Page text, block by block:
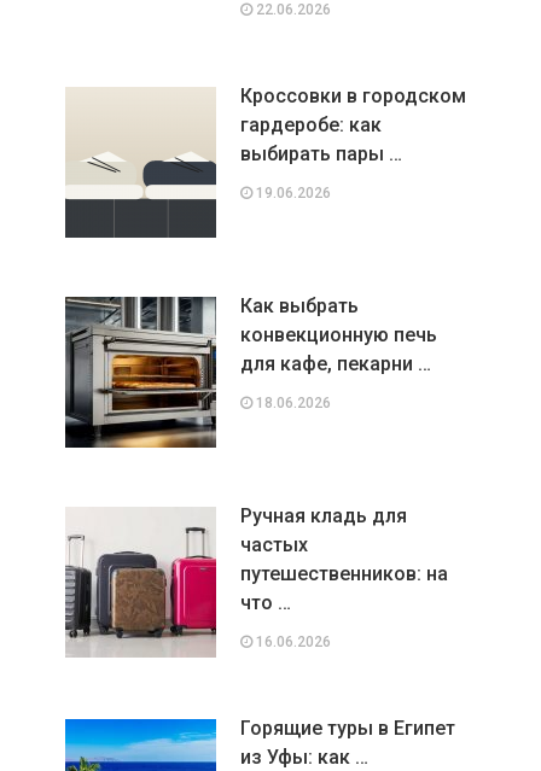
22.06.2026
Кроссовки в городском
гардеробе: как
выбирать пары …
19.06.2026
Как выбрать
конвекционную печь
для кафе, пекарни …
18.06.2026
Ручная кладь для
частых
путешественников: на
что …
16.06.2026
Горящие туры в Египет
из Уфы: как …